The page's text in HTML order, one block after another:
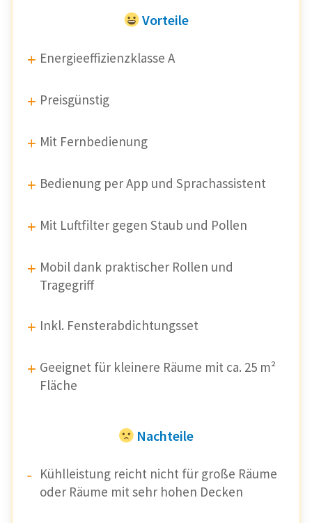
Vorteile
Energieeffizienzklasse A
Preisgünstig
Mit Fernbedienung
Bedienung per App und Sprachassistent
Mit Luftfilter gegen Staub und Pollen
Mobil dank praktischer Rollen und
Tragegriff
Inkl. Fensterabdichtungsset
Geeignet für kleinere Räume mit ca. 25 m²
Fläche
Nachteile
Kühlleistung reicht nicht für große Räume
oder Räume mit sehr hohen Decken